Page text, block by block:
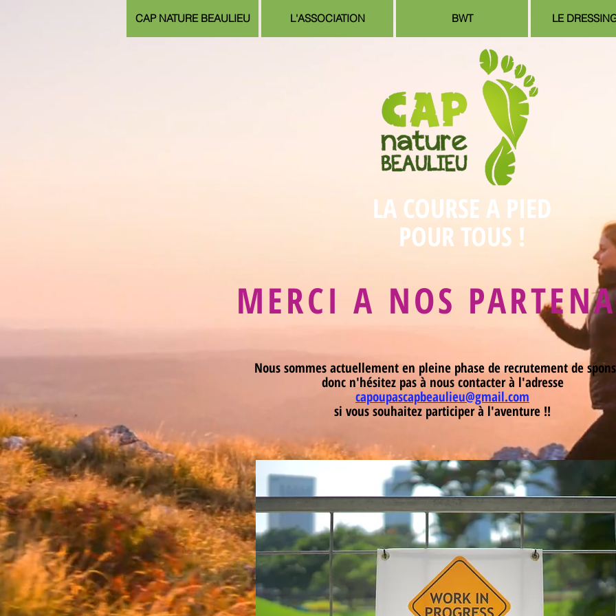
CAP NATURE BEAULIEU L'ASSOCIATION BWT LE
LA COURSE A PIED
POUR TOUS !
MERCI A NOS
Nous sommes actuellement en pleine phase de recrutement de
donc n'hésitez pas à nous contacter à l'adresse
capoupascapbeaulieu@gmail.com
si vous souhaitez participer à l'aventure !!